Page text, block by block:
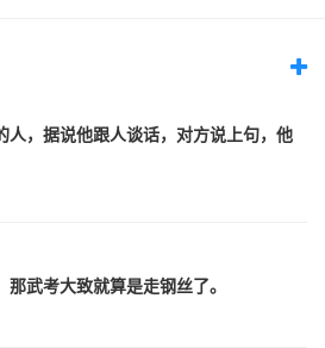
人，据说他跟人谈话，对方说上句，他
武考大致就算是走钢丝了。